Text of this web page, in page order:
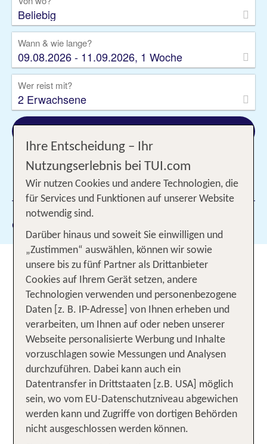
Beliebig
Wann & wie lange?
09.08.2026 - 11.09.2026, 1 Woche
Wer reist mit?
2 Erwachsene
Suchen
1 Filter hinzugefügt
Gewählte Filter:
Dubai Urlaub All Inclusive –
Luxus und Sorglosigkeit in der
Glitzermetropole genießen
Dubai, die aufregende Metropole am Persischen
Golf in den Vereinigten Arabischen Emiraten steht
für Luxus, Abenteuer und unvergessliche
Erlebnisse. Bei deinem All Inclusive Aufenthalt
genießt Du die faszinierende Welt Dubais im
Rundum-sorglos-Paket. Wir stellen Dir eine breite
Auswahl an Dubai All Inclusive Hotels für Deinen
Traumurlaub zur Verfügung.
Ihre Entscheidung – Ihr
Nutzungserlebnis bei TUI.com
Wir nutzen Cookies und andere Technologien, die
für Services und Funktionen auf unserer Website
notwendig sind.
Darüber hinaus und soweit Sie einwilligen und
„Zustimmen“ auswählen, können wir sowie
unsere bis zu fünf Partner als Drittanbieter
Cookies auf Ihrem Gerät setzen, andere
Technologien verwenden und personenbezogene
Daten [z. B. IP-Adresse] von Ihnen erheben und
verarbeiten, um Ihnen auf oder neben unserer
Webseite personalisierte Werbung und Inhalte
vorzuschlagen sowie Messungen und Analysen
durchzuführen. Dabei kann auch ein
Datentransfer in Drittstaaten [z.B. USA] möglich
sein, wo vom EU-Datenschutzniveau abgewichen
werden kann und Zugriffe von dortigen Behörden
nicht ausgeschlossen werden können.